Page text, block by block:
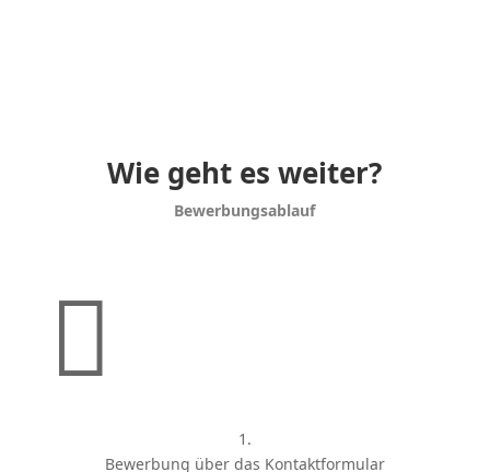
Wie geht es weiter?
Bewer­bungs­ablauf

1.
Bewerbung über das Kontakt­for­mular